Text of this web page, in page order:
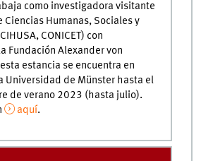
como investigadora visitante
Ciencias Humanas, Sociales y
CONICET) con
Fundación Alexander von
estancia se encuentra en
Universidad de Münster hasta el
de verano 2023 (hasta julio).
aquí.